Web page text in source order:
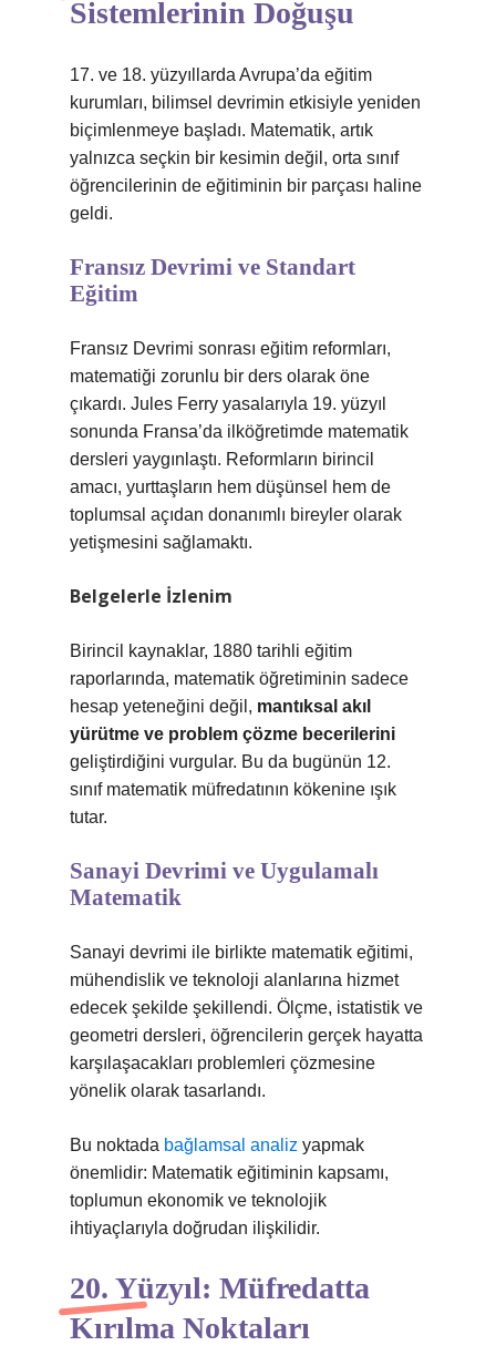
Sistemlerinin Doğuşu
17. ve 18. yüzyıllarda Avrupa’da eğitim
kurumları, bilimsel devrimin etkisiyle yeniden
biçimlenmeye başladı. Matematik, artık
yalnızca seçkin bir kesimin değil, orta sınıf
öğrencilerinin de eğitiminin bir parçası haline
geldi.
Fransız Devrimi ve Standart
Eğitim
Fransız Devrimi sonrası eğitim reformları,
matematiği zorunlu bir ders olarak öne
çıkardı. Jules Ferry yasalarıyla 19. yüzyıl
sonunda Fransa’da ilköğretimde matematik
dersleri yaygınlaştı. Reformların birincil
amacı, yurttaşların hem düşünsel hem de
toplumsal açıdan donanımlı bireyler olarak
yetişmesini sağlamaktı.
Belgelerle İzlenim
Birincil kaynaklar, 1880 tarihli eğitim
raporlarında, matematik öğretiminin sadece
hesap yeteneğini değil, mantıksal akıl
yürütme ve problem çözme becerilerini
geliştirdiğini vurgular. Bu da bugünün 12.
sınıf matematik müfredatının kökenine ışık
tutar.
Sanayi Devrimi ve Uygulamalı
Matematik
Sanayi devrimi ile birlikte matematik eğitimi,
mühendislik ve teknoloji alanlarına hizmet
edecek şekilde şekillendi. Ölçme, istatistik ve
geometri dersleri, öğrencilerin gerçek hayatta
karşılaşacakları problemleri çözmesine
yönelik olarak tasarlandı.
Bu noktada bağlamsal analiz yapmak
önemlidir: Matematik eğitiminin kapsamı,
toplumun ekonomik ve teknolojik
ihtiyaçlarıyla doğrudan ilişkilidir.
20. Yüzyıl: Müfredatta
Kırılma Noktaları